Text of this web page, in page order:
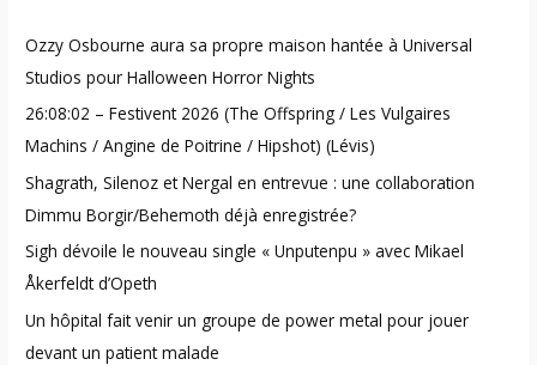
f
o
r
:
Ozzy Osbourne aura sa propre maison hantée à Universal
Studios pour Halloween Horror Nights
26:08:02 – Festivent 2026 (The Offspring / Les Vulgaires
Machins / Angine de Poitrine / Hipshot) (Lévis)
Shagrath, Silenoz et Nergal en entrevue : une collaboration
Dimmu Borgir/Behemoth déjà enregistrée?
Sigh dévoile le nouveau single « Unputenpu » avec Mikael
Åkerfeldt d’Opeth
Un hôpital fait venir un groupe de power metal pour jouer
devant un patient malade